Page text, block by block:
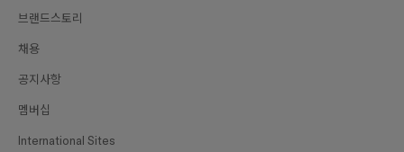
브랜드스토리
채용
공지사항
멤버십
International Sites